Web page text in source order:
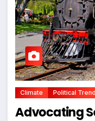
Climate Political
Advocating